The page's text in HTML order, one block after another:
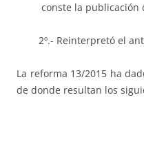
conste la publicación
2º.- Reinterpretó el
La reforma 13/2015 ha
de donde resultan los